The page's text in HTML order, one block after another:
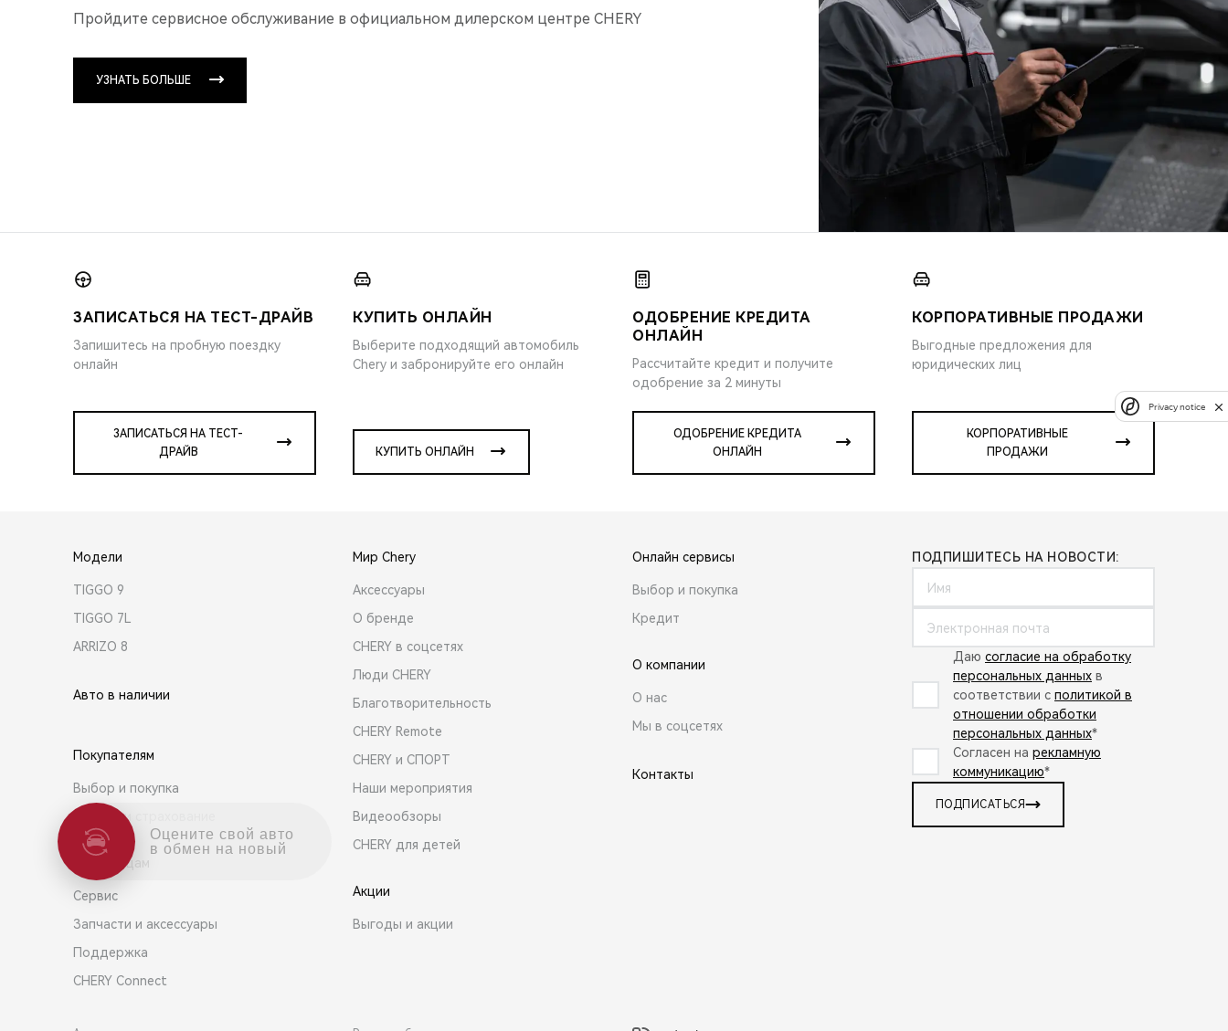
Пройдите сервисное обслуживание в официальном дилерском центре CHERY
УЗНАТЬ БОЛЬШЕ
ЗАПИСАТЬСЯ НА ТЕСТ-ДРАЙВ
Запишитесь на пробную поездку
онлайн
ЗАПИСАТЬСЯ НА ТЕСТ-
ДРАЙВ
КУПИТЬ ОНЛАЙН
Выберите подходящий автомобиль
Chery и забронируйте его онлайн
КУПИТЬ ОНЛАЙН
ОДОБРЕНИЕ КРЕДИТА
ОНЛАЙН
Рассчитайте кредит и получите
одобрение за 2 минуты
ОДОБРЕНИЕ КРЕДИТА
ОНЛАЙН
КОРПОРАТИВНЫЕ ПРОДАЖИ
Выгодные предложения для
юридических лиц
КОРПОРАТИВНЫЕ
ПРОДАЖИ
Модели
TIGGO 9
TIGGO 7L
ARRIZO 8
Авто в наличии
Покупателям
Выбор и покупка
Кредит и страхование
Владельцам
Сервис
Запчасти и аксессуары
Поддержка
CHERY Connect
Мир Chery
Аксессуары
О бренде
CHERY в соцсетях
Люди CHERY
Благотворительность
CHERY Remote
CHERY и СПОРТ
Наши мероприятия
Видеообзоры
CHERY для детей
Акции
Выгоды и акции
Онлайн сервисы
Выбор и покупка
Кредит
О компании
О нас
Мы в соцсетях
Контакты
ПОДПИШИТЕСЬ НА НОВОСТИ:
Даю согласие на обработку
персональных данных в
соответствии с политикой в
отношении обработки
персональных данных*
Согласен на рекламную
коммуникацию*
ПОДПИСАТЬСЯ
Оцените свой авто
в обмен на новый
Privacy notice